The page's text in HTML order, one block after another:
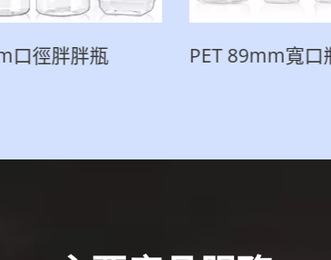
口徑胖胖瓶 PET 89mm寬口瓶